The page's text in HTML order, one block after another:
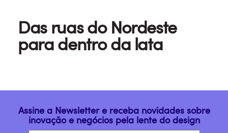
Das ruas do Nordeste
para dentro da lata
Assine a Newsletter e receba novidades sobre
inovação e negócios pela lente do design